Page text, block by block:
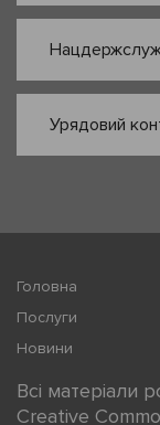
Урядовий
Головна
Послуги
Новини
Всі матеріали
Creative